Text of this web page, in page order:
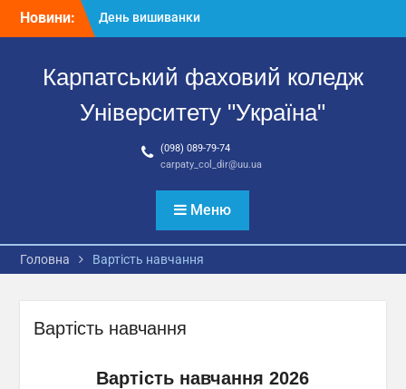
Новини:
День вишиванки
Всеукраїнська
практична конференція
«Освіта і наука України в
умовах воєнного стану:
перспективи»
Випускова атестація
студентів спеціальності
Карпатський фаховий коледж
Університету "Україна"
(098) 089-79-74
carpaty_col_dir@uu.ua
Меню
Головна Вартість навчання
Вартість навчання
Вартість навчання 2026